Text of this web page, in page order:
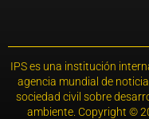
IPS es una institución
agencia mundial de
sociedad civil sobre
ambiente. Copyright ©